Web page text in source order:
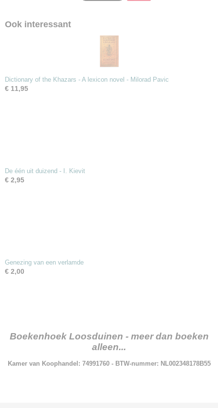
Ook interessant
Dictionary of the Khazars - A lexicon novel - Milorad Pavic
€ 11,95
De één uit duizend - I. Kievit
€ 2,95
Genezing van een verlamde
€ 2,00
Boekenhoek Loosduinen - meer dan boeken
alleen...
Kamer van Koophandel: 74991760 - BTW-nummer: NL002348178B55